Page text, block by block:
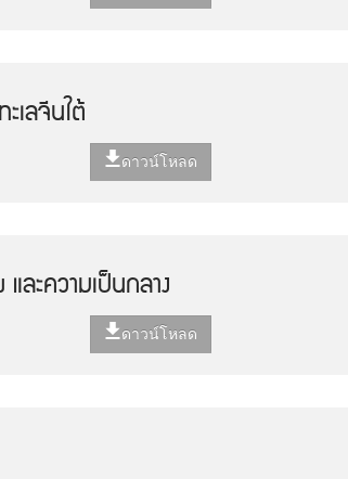
เลจีนใต้
ดาวน์โหลด
ะความเป็นกลาง
ดาวน์โหลด